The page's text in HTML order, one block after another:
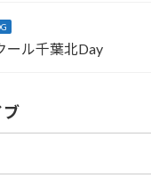
ール千葉北Day
ブ